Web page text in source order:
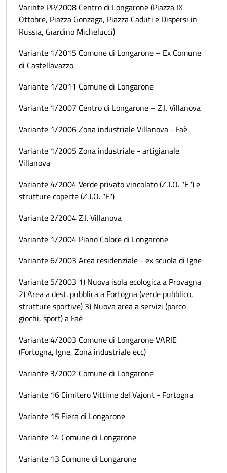
Varinte PP/2008 Centro di Longarone (Piazza IX
Ottobre, Piazza Gonzaga, Piazza Caduti e Dispersi in
Russia, Giardino Michelucci)
Variante 1/2015 Comune di Longarone – Ex Comune
di Castellavazzo
Variante 1/2011 Comune di Longarone
Variante 1/2007 Centro di Longarone – Z.I. Villanova
Variante 1/2006 Zona industriale Villanova - Faè
Variante 1/2005 Zona industriale - artigianale
Villanova
Variante 4/2004 Verde privato vincolato (Z.T.O. "E") e
strutture coperte (Z.T.O. "F")
Variante 2/2004 Z.I. Villanova
Variante 1/2004 Piano Colore di Longarone
Variante 6/2003 Area residenziale - ex scuola di Igne
Variante 5/2003 1) Nuova isola ecologica a Provagna
2) Area a dest. pubblica a Fortogna (verde pubblico,
strutture sportive) 3) Nuova area a servizi (parco
giochi, sport) a Faè
Variante 4/2003 Comune di Longarone VARIE
(Fortogna, Igne, Zona industriale ecc)
Variante 3/2002 Comune di Longarone
Variante 16 Cimitero Vittime del Vajont - Fortogna
Variante 15 Fiera di Longarone
Variante 14 Comune di Longarone
Variante 13 Comune di Longarone